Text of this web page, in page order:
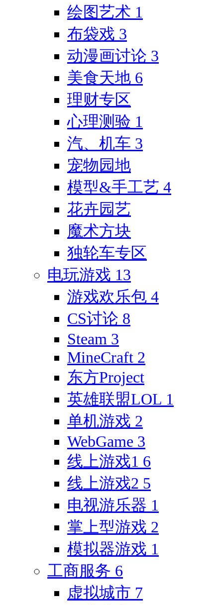
绘图艺术 1
布袋戏 3
动漫画讨论 3
美食天地 6
理财专区
心理测验 1
汽、机车 3
宠物园地
模型&手工艺 4
花卉园艺
魔术方块
独轮车专区
电玩游戏 13
游戏欢乐包 4
CS讨论 8
Steam 3
MineCraft 2
东方Project
英雄联盟LOL 1
单机游戏 2
WebGame 3
线上游戏1 6
线上游戏2 5
电视游乐器 1
掌上型游戏 2
模拟器游戏 1
工商服务 6
虚拟城市 7